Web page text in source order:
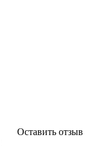
Оставить отзыв